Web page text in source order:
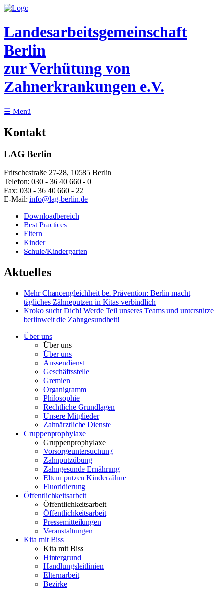
Landesarbeitsgemeinschaft
Berlin
zur Verhütung von
Zahnerkrankungen e.V.
☰ Menü
Kontakt
LAG Berlin
Fritschestraße 27-28, 10585 Berlin
Telefon: 030 - 36 40 660 - 0
Fax: 030 - 36 40 660 - 22
E-Mail: info@lag-berlin.de
Downloadbereich
Best Practices
Eltern
Kinder
Schule/Kindergarten
Aktuelles
Mehr Chancengleichheit bei Prävention: Berlin macht
tägliches Zähneputzen in Kitas verbindlich
Kroko sucht Dich! Werde Teil unseres Teams und unterstütze
berlinweit die Zahngesundheit!
Über uns
Über uns
Über uns
Aussendienst
Geschäftsstelle
Gremien
Organigramm
Philosophie
Rechtliche Grundlagen
Unsere Mitglieder
Zahnärztliche Dienste
Gruppenprophylaxe
Gruppenprophylaxe
Vorsorgeuntersuchung
Zahnputzübung
Zahngesunde Ernährung
Eltern putzen Kinderzähne
Fluoridierung
Öffentlichkeitsarbeit
Öffentlichkeitsarbeit
Öffentlichkeitsarbeit
Pressemitteilungen
Veranstaltungen
Kita mit Biss
Kita mit Biss
Hintergrund
Handlungsleitlinien
Elternarbeit
Bezirke